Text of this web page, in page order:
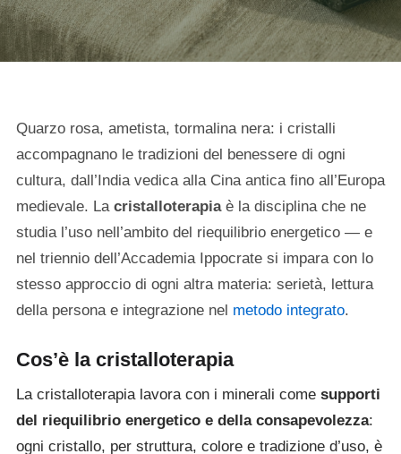
Quarzo rosa, ametista, tormalina nera: i cristalli
accompagnano le tradizioni del benessere di ogni
cultura, dall’India vedica alla Cina antica fino all’Europa
medievale. La cristalloterapiaè la disciplina che ne
studia l’uso nell’ambito del riequilibrio energetico — e
nel triennio dell’Accademia Ippocrate si impara con lo
stesso approccio di ogni altra materia: serietà, lettura
della persona e integrazione nel metodo integrato.
Cos’è la cristalloterapia
La cristalloterapia lavora con i minerali come supporti
del riequilibrio energetico e della consapevolezza:
ogni cristallo, per struttura, colore e tradizione d’uso, è